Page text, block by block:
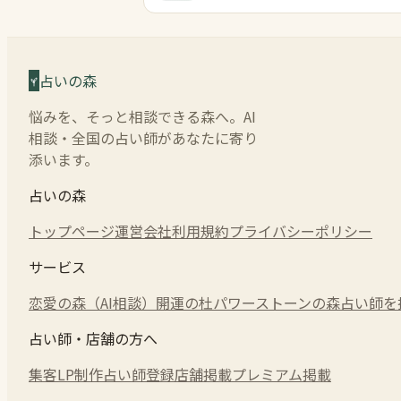
占いの森
悩みを、そっと相談できる森へ。AI
相談・全国の占い師があなたに寄り
添います。
占いの森
トップページ運営会社利用規約プライバシーポリシー
サービス
恋愛の森（AI相談） 開運の杜パワーストーンの森占い師
占い師・店舗の方へ
集客LP制作占い師登録店舗掲載プレミアム掲載